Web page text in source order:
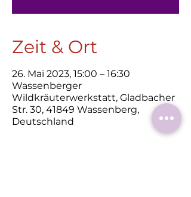
Zeit & Ort
26. Mai 2023, 15:00 – 16:30
Wassenberger
Wildkräuterwerkstatt, Gladbacher
Str. 30, 41849 Wassenberg,
Deutschland